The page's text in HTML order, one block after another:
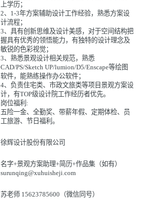
上学历；
2、1-3年方案辅助设计工作经验，熟悉方案设
计流程；
3、具有创新思维及设计美感，对于空间结构把
握具有优秀的领悟能力，有独特的设计理念及
敏锐的色彩视觉；
3、熟悉景观设计相关规范，熟悉
CAD/PS/Sketch UP/lumion/D5/Enscape等绘图
软件，能熟练操作办公软件；
4、负责住宅类、市政文旅类等项目景观方案设
计，有TOP级设计院工作经历者优先。
岗位福利:
五险一金、全勤奖、带薪年假、定期体检、员
工旅游、节日福利。
徐辉设计股份有限公司
名字+景观方案助理+简历+作品集（如有）
surunqing@xuhuisheji.com
苏老师 15623785600（微信同号）